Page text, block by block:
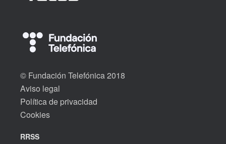
© Fundación Telefónica 2018
Aviso legal
Política de privacidad
Cookies
RRSS